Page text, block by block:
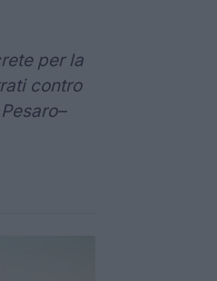
per la
contro